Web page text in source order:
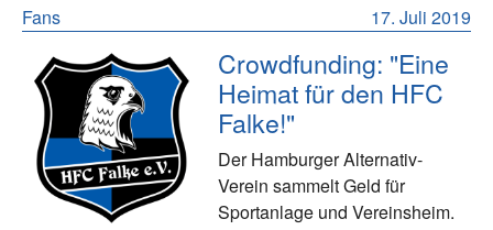
17. Juli 2019
Fans
Crowdfunding: "Eine
Heimat für den HFC
Falke!"
Der Hamburger Alternativ-
Verein sammelt Geld für
Sportanlage und Vereinsheim.